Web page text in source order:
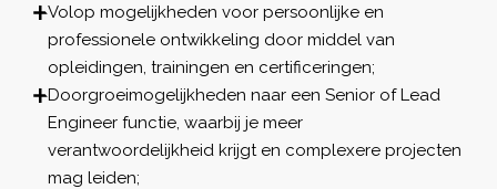
Volop mogelijkheden voor persoonlijke en
professionele ontwikkeling door middel van
opleidingen, trainingen en certificeringen;
Doorgroeimogelijkheden naar een Senior of Lead
Engineer functie, waarbij je meer
verantwoordelijkheid krijgt en complexere projecten
mag leiden;